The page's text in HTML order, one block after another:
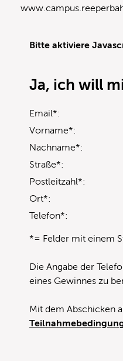
Bitte aktiviere
Ja, ich will
Email*:
Vorname*:
Nachname*:
Straße*:
Postleitzahl*:
Ort*:
Telefon*:
*= Felder mit einem
Die Angabe der
eines Gewinnes zu
Mit dem Abschicken